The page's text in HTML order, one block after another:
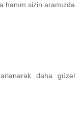
hanım sizin aramızda
daha güzel